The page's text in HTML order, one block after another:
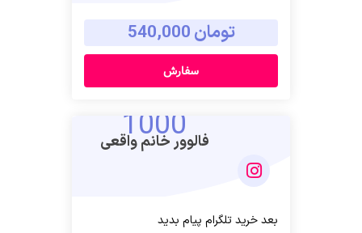
تومان 540,000
سفارش
1000
فالوور خانم واقعی
بعد خرید تلگرام پیام بدید